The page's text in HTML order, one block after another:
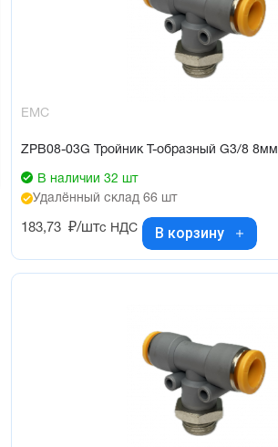
EMC
ZPB08-03G Тройник Т-образный G3/8 8мм
В наличии 32 шт
Удалённый склад 66 шт
183,73 ₽/штс НДС В корзину